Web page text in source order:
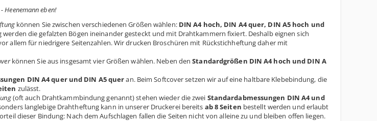
Heenemann eben!
können Sie zwischen verschiedenen Größen wählen: DIN A4 hoch, DIN A4 quer, DIN A5 hoch und
werden die gefalzten Bögen ineinander gesteckt und mit Drahtkammern fixiert. Deshalb eignen sich
allem für niedrigere Seitenzahlen. Wir drucken Broschüren mit Rückstichheftung daher mit
können Sie aus insgesamt vier Größen wählen. Neben denStandardgrößen DIN A4 hoch und DIN A
DIN A4 quer und DIN A5 queran. Beim Softcover setzen wir auf eine haltbare Klebebindung, die
zulässt.
(oft auch Drahtkammbindung genannt) stehen wieder die zwei Standardabmessungen DIN A4 und
langlebige Drahtheftung kann in unserer Druckerei bereits ab 8 Seiten bestellt werden und erlaubt
dieser Bindung: Nach dem Aufschlagen fallen die Seiten nicht von alleine zu und bleiben offen liegen.